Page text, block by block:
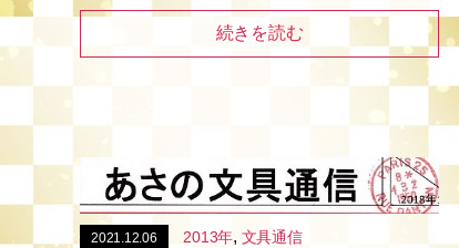
続きを読む
2021.12.06 2013年, 文具通信